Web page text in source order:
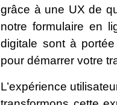
grâce à une UX de
notre formulaire en
digitale sont à
pour démarrer votre
L’expérience